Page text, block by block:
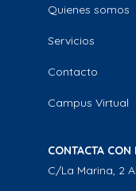
Quienes somos
Servicios
Contacto
Campus Virtual
CONTACTA CON
C/La Marina, 2